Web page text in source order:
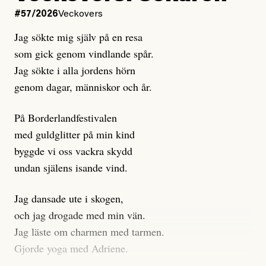
Dagens ETC arbetar med ”opålitliga källor” för att
klickbete är inte intressant för Dagens ETC.
Journalistiken är låst. En klatschig men korrekt rubrik
gör förhoppningsvis att en nyfiken beställer
prenumeration, men den avslutas sekunder senare om
dessa granskningar på olika källor, alltifrån domar till
en mängd intervjupersoner, inklusive generös
möjlighet att bemöta för såväl personen vars motiv att
engagera sig i Palestinarörelsen ifrågasätts som de
grupper där Säpo-resursen samlade in uppgifter.
Researchen är grundlig.
Möjligen är det egentligen inte journalistikens metod
som stör?
#57/2026Veckovers
Jag sökte mig själv på en resa
som gick genom vindlande spår.
Jag sökte i alla jordens hörn
genom dagar, människor och år.
På Borderlandfestivalen
med guldglitter på min kind
byggde vi oss vackra skydd
undan själens isande vind.
Jag dansade ute i skogen,
och jag drogade med min vän.
Jag läste om charmen med tarmen.
Gjorde yoga med Adriene.